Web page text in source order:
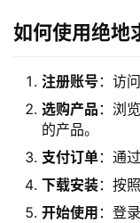
如何使用绝地
注册账号 ：访
选购产品 ：浏
的产品。
支付订单：通
下载安装：按
开始使用 ：登